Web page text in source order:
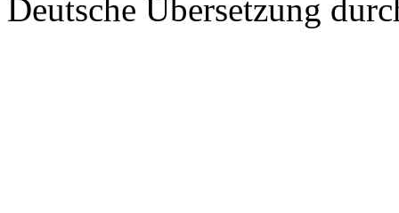
Deutsche Übersetzung